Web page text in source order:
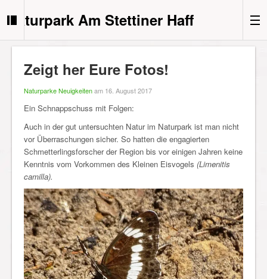
Naturpark Am Stettiner Haff
Zeigt her Eure Fotos!
Naturparke Neuigkeitenam 16. August 2017
Ein Schnappschuss mit Folgen:
Auch in der gut untersuchten Natur im Naturpark ist man nicht
vor Überraschungen sicher. So hatten die engagierten
Schmetterlingsforscher der Region bis vor einigen Jahren keine
Kenntnis vom Vorkommen des Kleinen Eisvogels (Limenitis
camilla).